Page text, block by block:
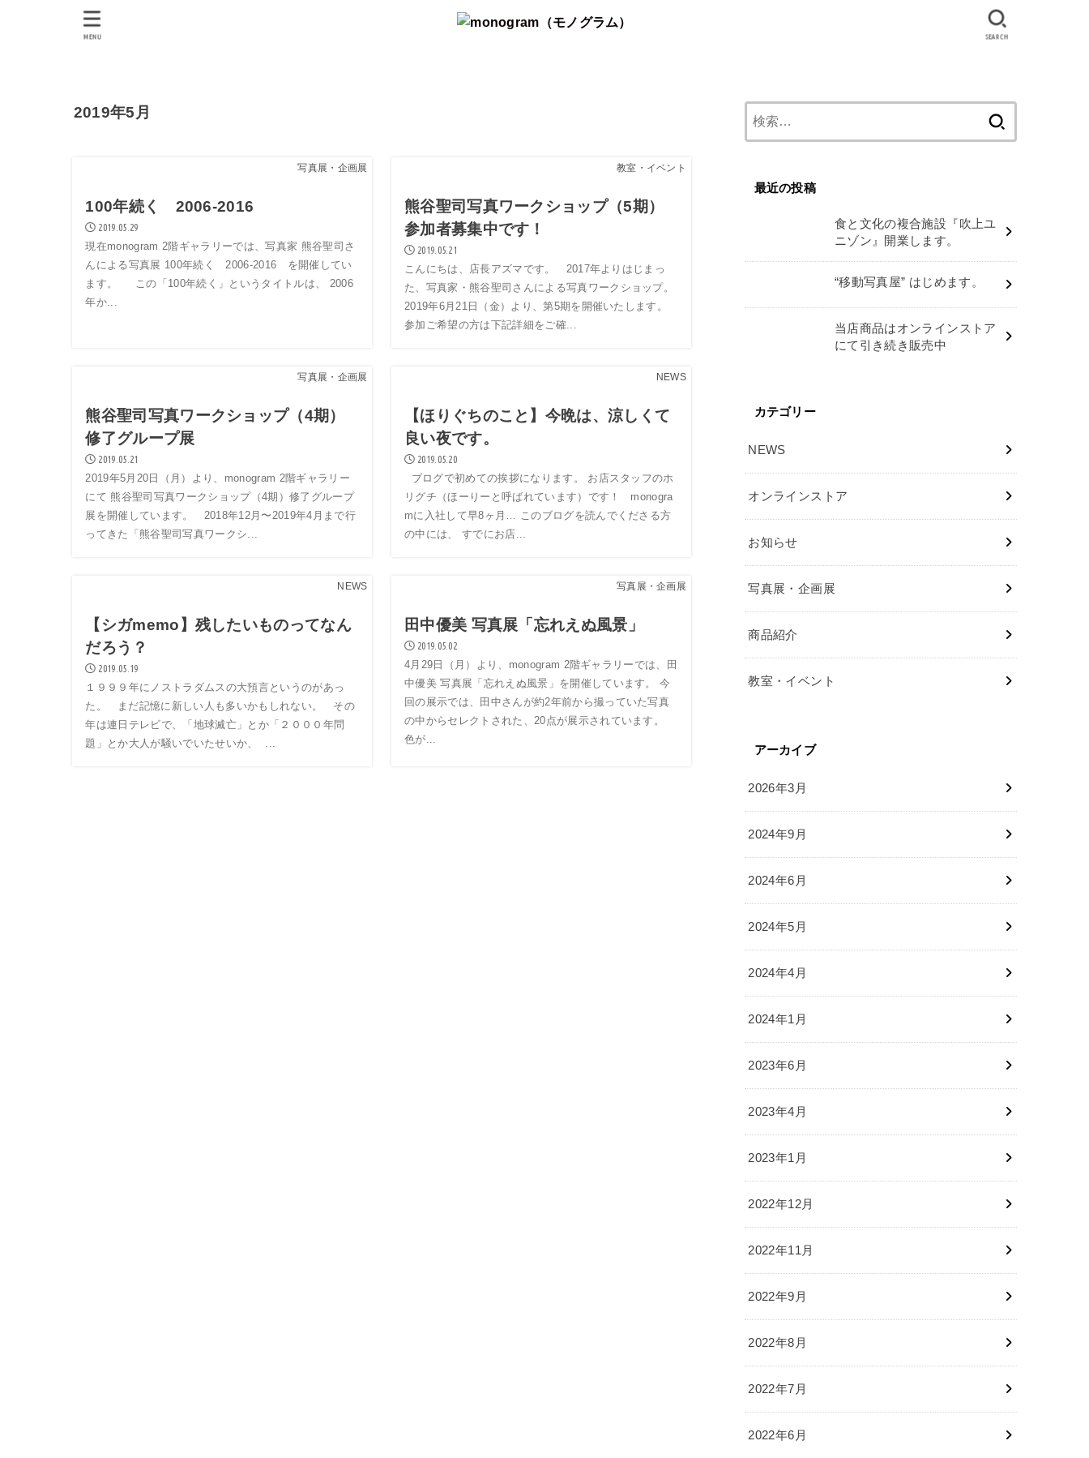
SEARCH
MENU
2019年5月
写真展・企画展
100年続く 2006-2016
2019.05.29
現在monogram 2階ギャラリーでは、写真家 熊谷聖司さ
んによる写真展 100年続く 2006-2016 を開催してい
ます。 この「100年続く」というタイトルは、 2006
年か...
教室・イベント
熊谷聖司写真ワークショップ（5期）
参加者募集中です！
2019.05.21
こんにちは、店長アズマです。 2017年よりはじまっ
た、写真家・熊谷聖司さんによる写真ワークショップ。
2019年6月21日（金）より、第5期を開催いたします。
参加ご希望の方は下記詳細をご確...
写真展・企画展
熊谷聖司写真ワークショップ（4期）
修了グループ展
2019.05.21
2019年5月20日（月）より、monogram 2階ギャラリー
にて 熊谷聖司写真ワークショップ（4期）修了グループ
展を開催しています。 2018年12月〜2019年4月まで行
ってきた「熊谷聖司写真ワークシ...
NEWS
【ほりぐちのこと】今晩は、涼しくて
良い夜です。
2019.05.20
ブログで初めての挨拶になります。 お店スタッフのホ
リグチ（ほーりーと呼ばれています）です！ monogra
mに入社して早8ヶ月… このブログを読んでくださる方
の中には、 すでにお店...
NEWS
【シガmemo】残したいものってなん
だろう？
2019.05.19
１９９９年にノストラダムスの大預言というのがあっ
た。 まだ記憶に新しい人も多いかもしれない。 その
年は連日テレビで、「地球滅亡」とか「２０００年問
題」とか大人が騒いでいたせいか、 ...
写真展・企画展
田中優美 写真展「忘れえぬ風景」
2019.05.02
4月29日（月）より、monogram 2階ギャラリーでは、田
中優美 写真展「忘れえぬ風景」を開催しています。 今
回の展示では、田中さんが約2年前から撮っていた写真
の中からセレクトされた、20点が展示されています。
色が...
最近の投稿
食と文化の複合施設『吹上ユ
ニゾン』開業します。
“移動写真屋” はじめます。
当店商品はオンラインストア
にて引き続き販売中
カテゴリー
NEWS
オンラインストア
お知らせ
写真展・企画展
商品紹介
教室・イベント
アーカイブ
2026年3月
2024年9月
2024年6月
2024年5月
2024年4月
2024年1月
2023年6月
2023年4月
2023年1月
2022年12月
2022年11月
2022年9月
2022年8月
2022年7月
2022年6月